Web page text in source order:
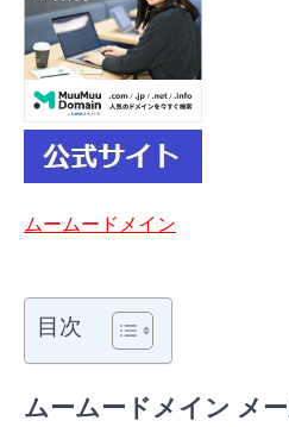
ムームードメイン
目次
ムームードメイン メ